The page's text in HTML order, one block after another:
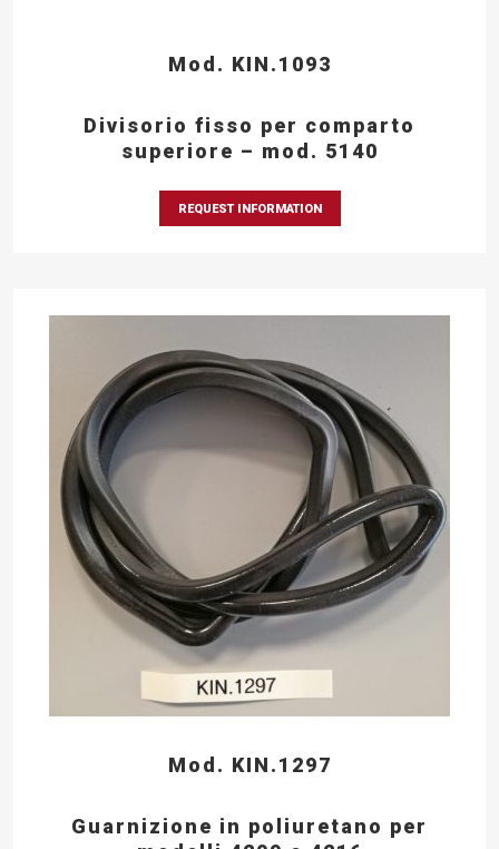
Mod. KIN.1093
Divisorio fisso per comparto
superiore – mod. 5140
REQUEST INFORMATION
Mod. KIN.1297
Guarnizione in poliuretano per